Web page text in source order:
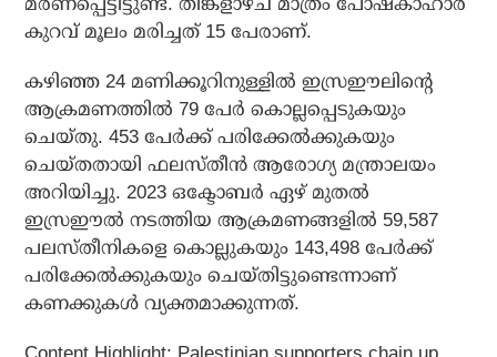
കുറവ് മൂലം മരിച്ചത് 15 പേരാണ്.
കഴിഞ്ഞ 24 മണിക്കൂറിനുള്ളില്‍ ഇസ്രഈലിന്റെ
ആക്രമണത്തില്‍ 79 പേര്‍ കൊല്ലപ്പെടുകയും
ചെയ്തു. 453 പേര്‍ക്ക് പരിക്കേല്‍ക്കുകയും
ചെയ്തതായി ഫലസ്തീന്‍ ആരോഗ്യ മന്ത്രാലയം
അറിയിച്ചു. 2023 ഒക്ടോബര്‍ ഏഴ് മുതല്‍
ഇസ്രഈല്‍ നടത്തിയ ആക്രമണങ്ങളില്‍ 59,587
പലസ്തീനികളെ കൊല്ലുകയും 143,498 പേര്‍ക്ക്
പരിക്കേല്‍ക്കുകയും ചെയ്തിട്ടുണ്ടെന്നാണ്
കണക്കുകള്‍ വ്യക്തമാക്കുന്നത്.